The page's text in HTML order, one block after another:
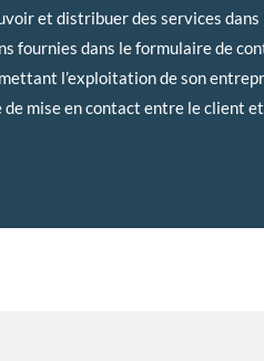
et distribuer des services
fournies dans le formulaire de
l’exploitation de son
de mise en contact entre le client